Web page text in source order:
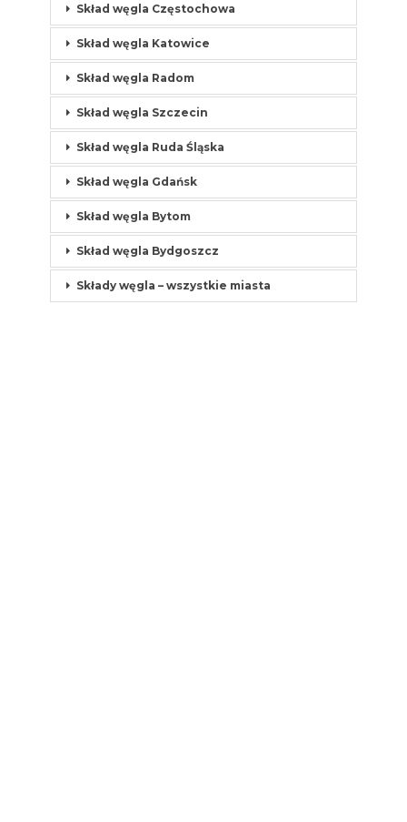
Skład węgla Częstochowa
Skład węgla Katowice
Skład węgla Radom
Skład węgla Szczecin
Skład węgla Ruda Śląska
Skład węgla Gdańsk
Skład węgla Bytom
Skład węgla Bydgoszcz
Składy węgla – wszystkie miasta